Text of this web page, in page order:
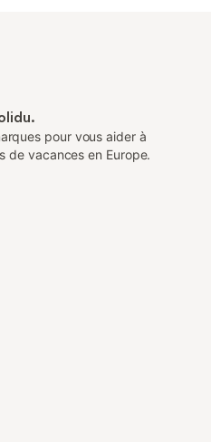
pour vous aider à
de vacances en Europe.